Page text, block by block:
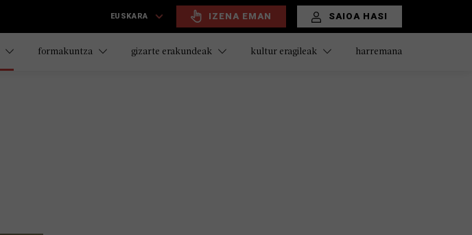
EUSKARA IZENA EMAN SAIOA HASI
formakuntza gizarte erakundeak kultur eragileak harremana